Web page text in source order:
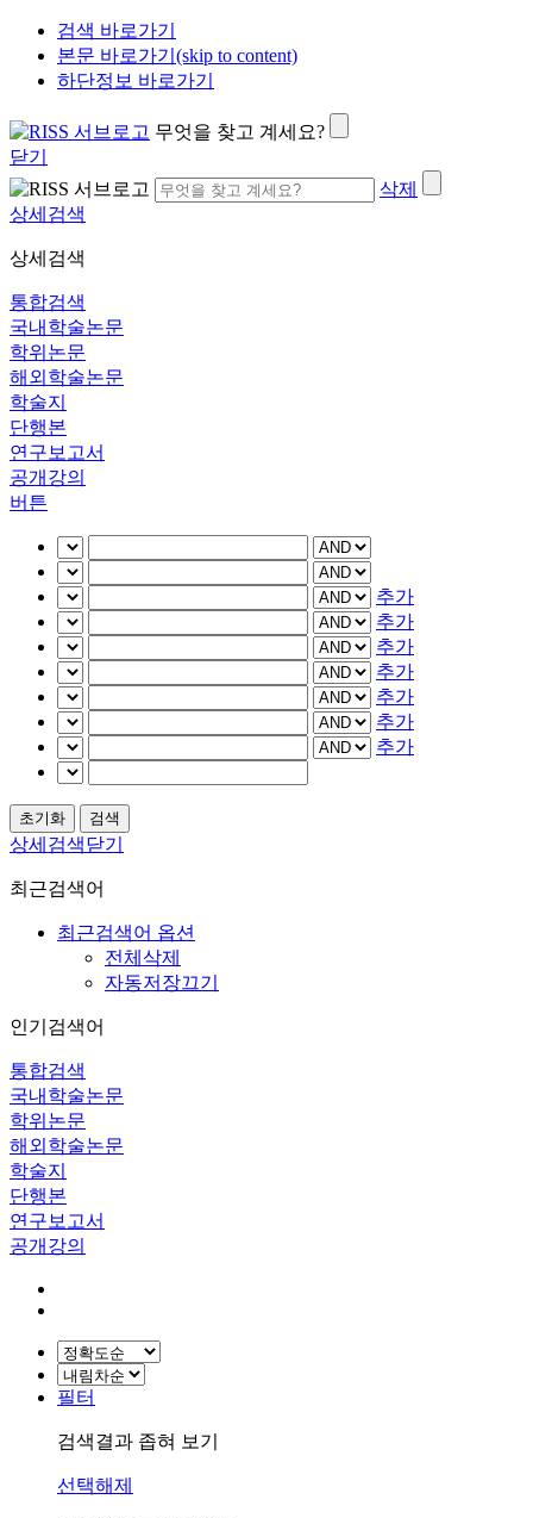
검색 바로가기
본문 바로가기(skip to content)
하단정보 바로가기
무엇을 찾고 계세요?
닫기
삭제
상세검색
상세검색
통합검색
국내학술논문
학위논문
해외학술논문
학술지
단행본
연구보고서
공개강의
버튼
추가
추가
추가
추가
추가
추가
추가
상세검색닫기
최근검색어
최근검색어 옵션
전체삭제
자동저장끄기
인기검색어
통합검색
국내학술논문
학위논문
해외학술논문
학술지
단행본
연구보고서
공개강의
필터
검색결과 좁혀 보기
선택해제